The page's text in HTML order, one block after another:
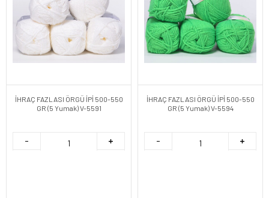
İHRAÇ FAZLASI ÖRGÜ İPİ 500-550
GR (5 Yumak) V-5591
İHRAÇ FAZLASI ÖRGÜ İPİ 500-550
GR (5 Yumak) V-5594